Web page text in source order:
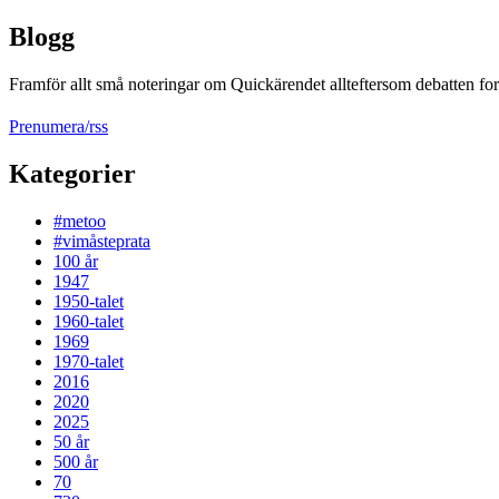
Blogg
Framför allt små noteringar om Quickärendet allteftersom debatten
Prenumera/rss
Kategorier
#metoo
#vimåsteprata
100 år
1947
1950-talet
1960-talet
1969
1970-talet
2016
2020
2025
50 år
500 år
70